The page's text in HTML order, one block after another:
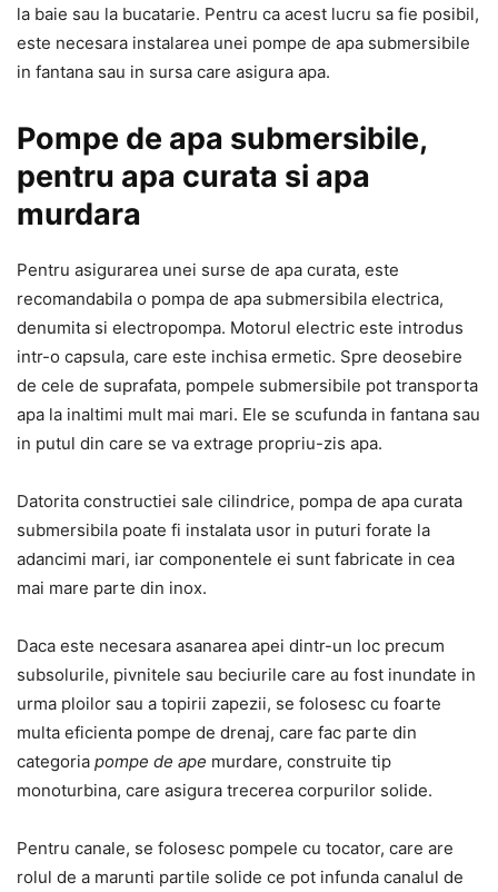
la baie sau la bucatarie. Pentru ca acest lucru sa fie posibil,
este necesara instalarea unei pompe de apa submersibile
in fantana sau in sursa care asigura apa.
Pompe de apa submersibile,
pentru apa curata si apa
murdara
Pentru asigurarea unei surse de apa curata, este
recomandabila o pompa de apa submersibila electrica,
denumita si electropompa. Motorul electric este introdus
intr-o capsula, care este inchisa ermetic. Spre deosebire
de cele de suprafata, pompele submersibile pot transporta
apa la inaltimi mult mai mari. Ele se scufunda in fantana sau
in putul din care se va extrage propriu-zis apa.
Datorita constructiei sale cilindrice, pompa de apa curata
submersibila poate fi instalata usor in puturi forate la
adancimi mari, iar componentele ei sunt fabricate in cea
mai mare parte din inox.
Daca este necesara asanarea apei dintr-un loc precum
subsolurile, pivnitele sau beciurile care au fost inundate in
urma ploilor sau a topirii zapezii, se folosesc cu foarte
multa eficienta pompe de drenaj, care fac parte din
categoria pompe de ape murdare, construite tip
monoturbina, care asigura trecerea corpurilor solide.
Pentru canale, se folosesc pompele cu tocator, care are
rolul de a marunti partile solide ce pot infunda canalul de